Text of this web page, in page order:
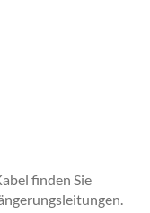
finden Sie